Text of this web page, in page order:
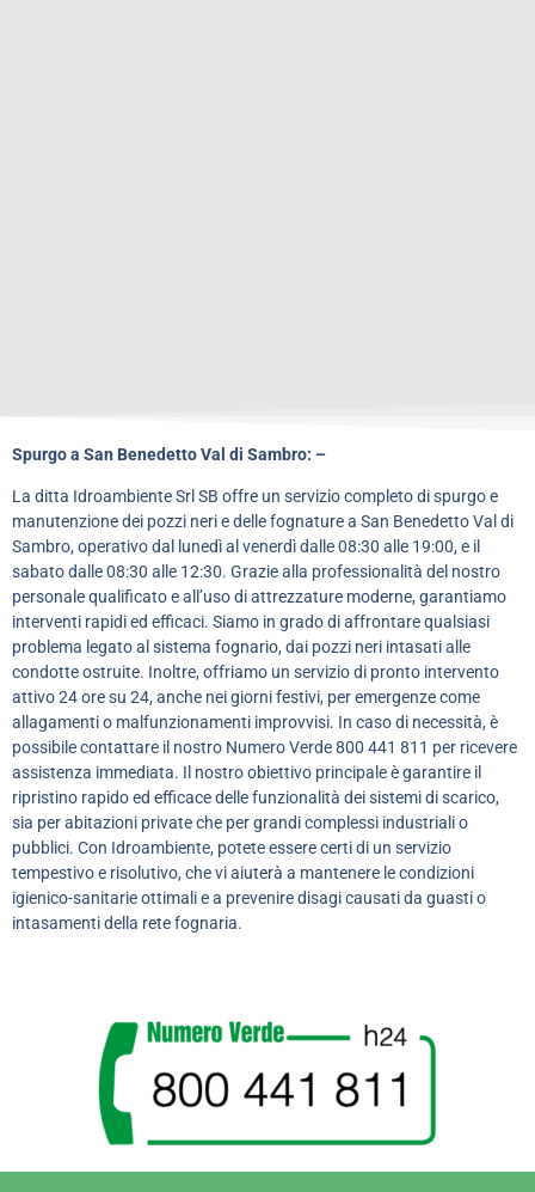
Spurgo a San Benedetto Val di Sambro: –
La ditta Idroambiente Srl SB offre un servizio completo di spurgo e
manutenzione dei pozzi neri e delle fognature a San Benedetto Val di
Sambro, operativo dal lunedì al venerdì dalle 08:30 alle 19:00, e il
sabato dalle 08:30 alle 12:30. Grazie alla professionalità del nostro
personale qualificato e all’uso di attrezzature moderne, garantiamo
interventi rapidi ed efficaci. Siamo in grado di affrontare qualsiasi
problema legato al sistema fognario, dai pozzi neri intasati alle
condotte ostruite. Inoltre, offriamo un servizio di pronto intervento
attivo 24 ore su 24, anche nei giorni festivi, per emergenze come
allagamenti o malfunzionamenti improvvisi. In caso di necessità, è
possibile contattare il nostro Numero Verde 800 441 811 per ricevere
assistenza immediata. Il nostro obiettivo principale è garantire il
ripristino rapido ed efficace delle funzionalità dei sistemi di scarico,
sia per abitazioni private che per grandi complessi industriali o
pubblici. Con Idroambiente, potete essere certi di un servizio
tempestivo e risolutivo, che vi aiuterà a mantenere le condizioni
igienico-sanitarie ottimali e a prevenire disagi causati da guasti o
intasamenti della rete fognaria.